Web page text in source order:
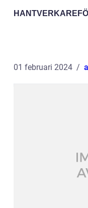
01 februari 2024